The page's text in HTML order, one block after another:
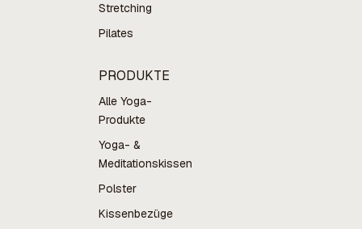
Stretching
Pilates
PRODUKTE
Alle Yoga-
Produkte
Yoga- &
Meditationskissen
Polster
Kissenbezüge